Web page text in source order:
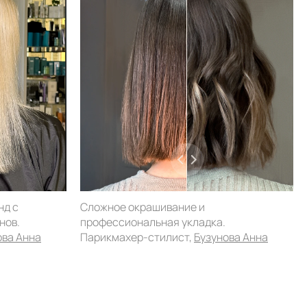
с
Анна
Сложное окрашивание и
профессиональная укладка.
Парикмахер-стилист, Бузунова Анна